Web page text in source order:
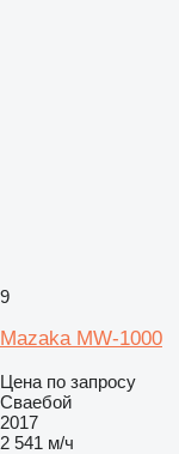
9
Mazaka MW-1000
Цена по запросу
Сваебой
2017
2 541 м/ч